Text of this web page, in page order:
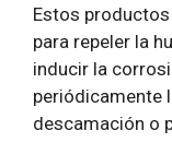
Estos
para repeler la
inducir la
periódicamente
descamación o